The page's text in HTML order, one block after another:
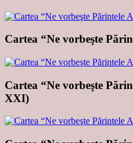
Cartea “Ne vorbeşte
Cartea “Ne vorbeşte
XXI)